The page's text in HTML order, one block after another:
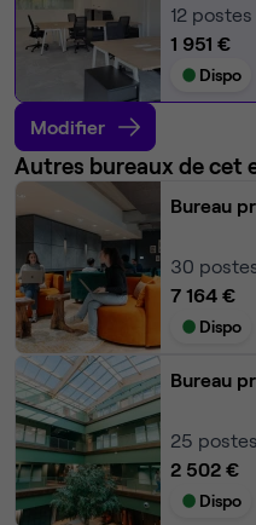
12 postes
1 951 €
Dispo
Modifier
Autres bureaux de cet
Bureau
30
7 164 €
Dispo
Bureau
25
2 502 €
Dispo